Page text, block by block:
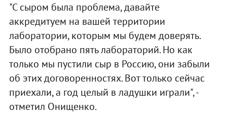
"С сыром была проблема, давайте
аккредитуем на вашей территории
лаборатории, которым мы будем доверять.
Было отобрано пять лабораторий. Но как
только мы пустили сыр в Россию, они забыли
об этих договоренностях. Вот только сейчас
приехали, а год целый в ладушки играли", -
отметил Онищенко.